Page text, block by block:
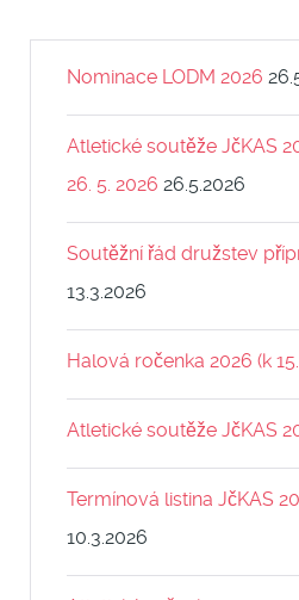
Nominace LODM 2026
Atletické soutěže JčKAS
26. 5. 2026 26.5.2026
Soutěžní řád družstev
13.3.2026
Halová ročenka 2026 (k
Atletické soutěže JčKAS
Termínová listina JčKAS
10.3.2026